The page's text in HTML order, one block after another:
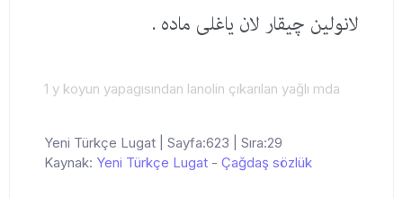
لانولین چیقار لان یاغلی ماده .
1 y koyun yapagısından lanolin çıkarılan yağlı mda
Yeni Türkçe Lugat | Sayfa:623 | Sıra:29
Kaynak: Yeni Türkçe Lugat - Çağdaş sözlük